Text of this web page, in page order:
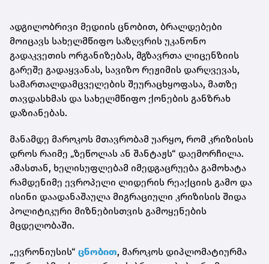
ადგილობრივი მედიის ცნობით, ბრალდებები
მოიცავს სახელმწიფო საზღვრის უკანონო
გადაკვეთის ორგანიზებას, მგზავრთა ლიცენზიის
გარეშე გადაყვანას, სავიზო რეჟიმის დარღვევას,
სამართალდამცველების შეურაცხყოფასა, მათზე
თავდასხმას და სახელმწიფო ქონების განზრახ
დაზიანებას.
მანამდე მაროკოს მთავრობამ უარყო, რომ კრიზისის
დროს რაიმე „ზეწოლას ან შანტაჟს“ დაემორჩილა.
ამასთან, ხელისუფლებამ იმედგაცრუება გამოხატა
რამდენიმე ევროპელი ლიდერის რეაქციის გამო და
ისინი დაადანაშაულა მიგრაციული კრიზისის შიდა
პოლიტიკური მიზნებისთვის გამოყენების
მცდელობაში.
„ევრონიუსის“ ცნობით, მაროკოს დიპლომატიურმა